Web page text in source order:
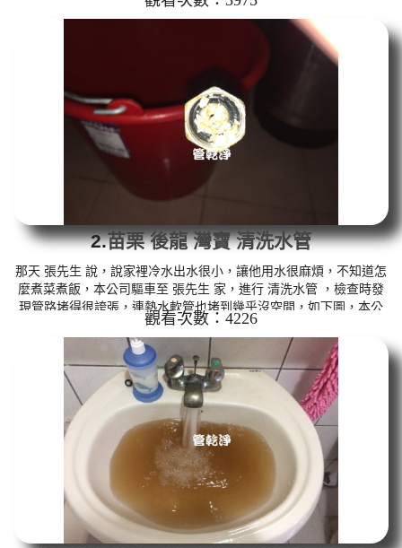
等候約15分鐘，利用 水管清洗機 ，開啟 水槌 模式，把水管內的污
垢及異物沖出來，一開始水龍頭出水呈現黃色，還流出一堆沙粒，
如下影片圖片，張先生 說，我家水管裡面到底藏了什麼!! 如是自來
水，如水管老化，會產生鐵鏽跟泥沙堆積，洗出來的水就會是咖啡
色，地下水含有氧化錳，管壁上會結成黑色管垢，洗出來的水會跟...
2.苗栗 後龍 灣寶 清洗水管
那天 張先生 說，說家裡冷水出水很小，讓他用水很麻煩，不知道怎
麼煮菜煮飯，本公司驅車至 張先生 家，進行 清洗水管 ，檢查時發
現管路堵得很誇張，連熱水軟管也堵到幾乎沒空間，如下圖，本公
司架起 高周波水管清洗機，注入 檸檬酸 至水管，等候約15分鐘，
利用 水管清洗機 ，開啟 水槌 模式，把水管內的污垢及異物沖出
來，一開始水龍頭出水呈現黃白色，就像牛奶一樣，如下影片，張
先生 說，我家水管裡怎麼這麼多髒東西!! 如是自來水，如水管老
化，會產生鐵鏽跟泥沙堆積，洗出來的水就會是咖啡色，地下水含
有氧化...
觀看次數：4226